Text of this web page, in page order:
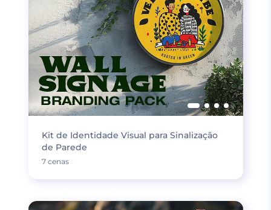
Kit de Identidade Visual para Sinalização
de Parede
7 cenas